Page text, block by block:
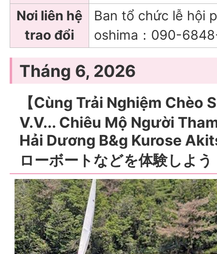
Nơi liên hệ
trao đổi
Ban tổ chức lễ hội
oshima：090-
Tháng 6, 2026
【Cùng Trải Nghiệm Chèo
V.V... Chiêu Mộ Người
Hải Dương B&g Kurose
ローボートなどを体験しよう